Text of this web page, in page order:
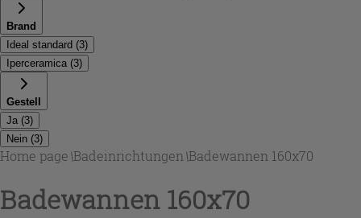
Brand
Ideal standard (3)
Iperceramica (3)
Gestell
Ja (3)
Nein (3)
Home page\Badeinrichtungen \Badewannen 160x70
Badewannen 160x70